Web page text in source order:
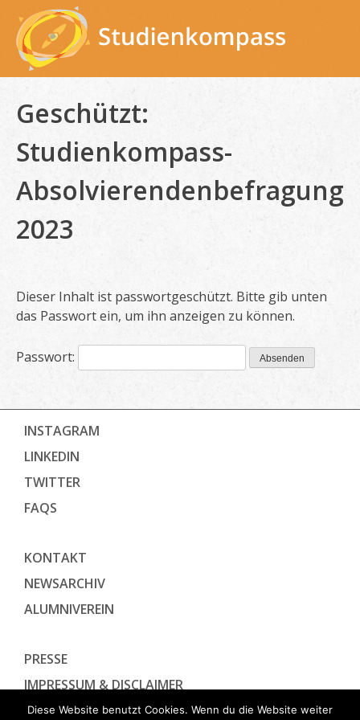
content
Geschützt:
Studienkompass-
Absolvierendenbefragung
2023
Dieser Inhalt ist passwortgeschützt. Bitte gib unten
das Passwort ein, um ihn anzeigen zu können.
Passwort:
INSTAGRAM
LINKEDIN
TWITTER
FAQS
KONTAKT
NEWSARCHIV
ALUMNIVEREIN
PRESSE
IMPRESSUM & DISCLAIMER
DATENSCHUTZ­ERKLÄRUNG
Diese Website benutzt Cookies. Wenn du die Website weiter